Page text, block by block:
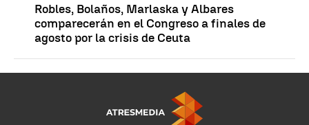
Robles, Bolaños, Marlaska y Albares
comparecerán en el Congreso a finales de
agosto por la crisis de Ceuta